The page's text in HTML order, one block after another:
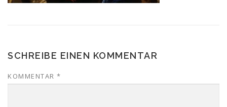
SCHREIBE EINEN KOMMENTAR
KOMMENTAR *